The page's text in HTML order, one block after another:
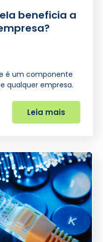
beneficia a
é um componente
qualquer empresa.
Leia mais